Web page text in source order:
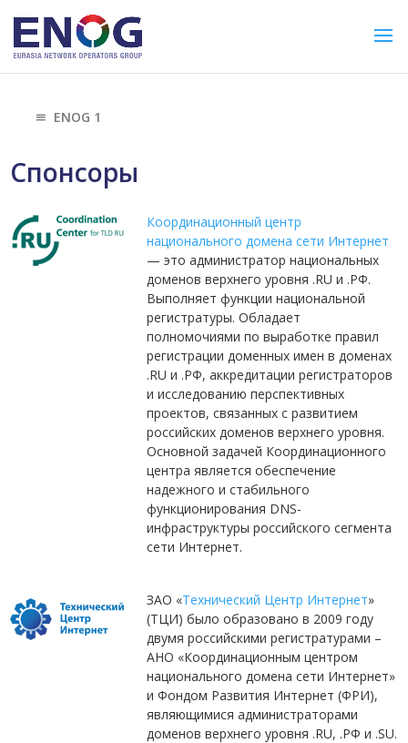
ENOG 1
Спонсоры
Координационный центр
национального домена сети Интернет
— это администратор национальных
доменов верхнего уровня .RU и .РФ.
Выполняет функции национальной
регистратуры. Обладает
полномочиями по выработке правил
регистрации доменных имен в доменах
.RU и .РФ, аккредитации регистраторов
и исследованию перспективных
проектов, связанных с развитием
российских доменов верхнего уровня.
Основной задачей Координационного
центра является обеспечение
надежного и стабильного
функционирования DNS-
инфраструктуры российского сегмента
сети Интернет.
ЗАО «Технический Центр Интернет»
(ТЦИ) было образовано в 2009 году
двумя российскими регистратурами –
АНО «Координационным центром
национального домена сети Интернет»
и Фондом Развития Интернет (ФРИ),
являющимися администраторами
доменов верхнего уровня .RU, .РФ и .SU.